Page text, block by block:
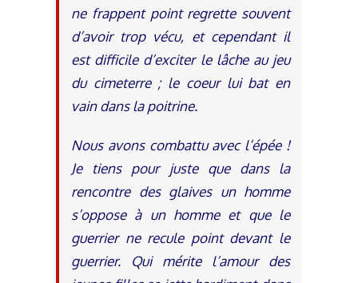
ne frappent point regrette souvent
d’avoir trop vécu, et cependant il
est difficile d’exciter le lâche au jeu
du cimeterre ; le coeur lui bat en
vain dans la poitrine.
Nous avons combattu avec l’épée !
Je tiens pour juste que dans la
rencontre des glaives un homme
s’oppose à un homme et que le
guerrier ne recule point devant le
guerrier. Qui mérite l’amour des